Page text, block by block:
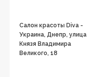
Салон красоты Diva -
Украина, Днепр, улица
Князя Владимира
Великого, 18